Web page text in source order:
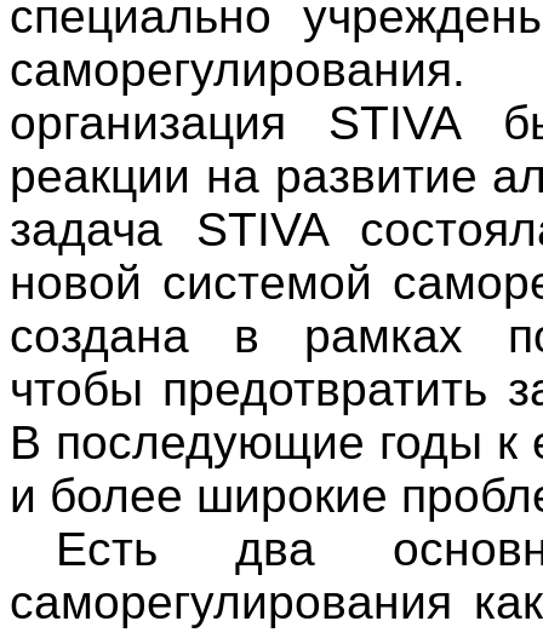
специально
организация STIVA
реакции на развитие
задача STIVA
новой системой
создана в рамках
чтобы предотвратить
В последующие годы к
и более широкие
Есть два
саморегулирования